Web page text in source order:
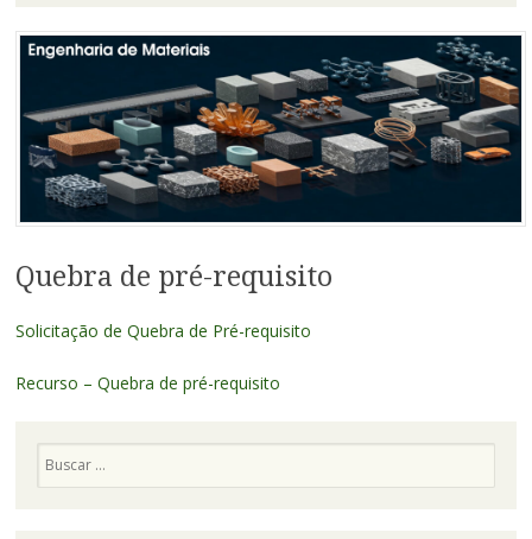
Pular
conteúdo
Quebra de pré-requisito
Solicitação de Quebra de Pré-requisito
Recurso – Quebra de pré-requisito